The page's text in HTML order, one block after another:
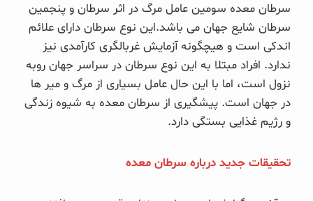
پک سلامتی OAB
کتاب‌های OAB
وبلاگ
سرطان معده سومین عامل مرگ در اثر سرطان و پنجمین
سرطان شایع جهان می باشد.این نوع سرطان دارای علائم
اندکی است و هیچگونه آزمایش غربالگری کارآمدی نیز
ندارد. افراد مبتلا به این نوع سرطان در سراسر جهان روبه
نزول است، اما با این حال عامل بسیاری از مرگ و میر ها
در جهان است. پیشگیری از سرطان معده به شیوه زندگی
و رژیم غذایی بستگی دارد.
تحقیقات جدید درباره سرطان معده